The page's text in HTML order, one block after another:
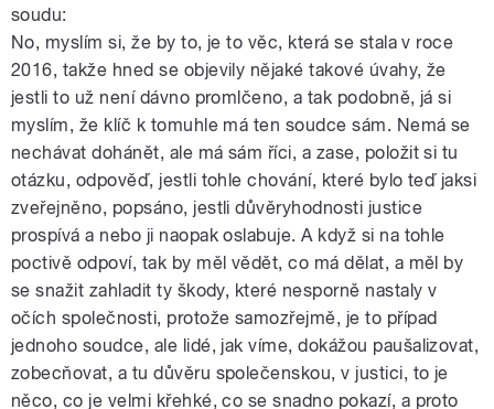
soudu:
No, myslím si, že by to, je to věc, která se stala v roce
2016, takže hned se objevily nějaké takové úvahy, že
jestli to už není dávno promlčeno, a tak podobně, já si
myslím, že klíč k tomuhle má ten soudce sám. Nemá se
nechávat dohánět, ale má sám říci, a zase, položit si tu
otázku, odpověď, jestli tohle chování, které bylo teď jaksi
zveřejněno, popsáno, jestli důvěryhodnosti justice
prospívá a nebo ji naopak oslabuje. A když si na tohle
poctivě odpoví, tak by měl vědět, co má dělat, a měl by
se snažit zahladit ty škody, které nesporně nastaly v
očích společnosti, protože samozřejmě, je to případ
jednoho soudce, ale lidé, jak víme, dokážou paušalizovat,
zobecňovat, a tu důvěru společenskou, v justici, to je
něco, co je velmi křehké, co se snadno pokazí, a proto